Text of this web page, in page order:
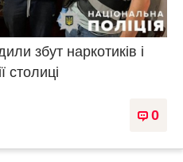
збут наркотиків і
столиці
0